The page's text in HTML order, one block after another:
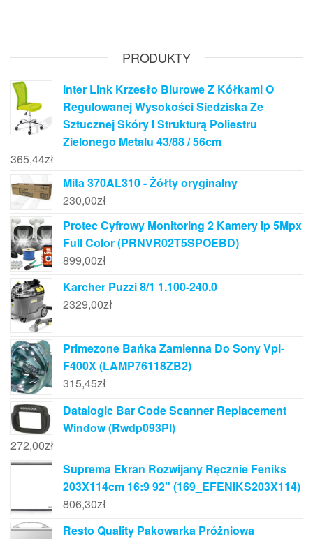
PRODUKTY
Inter Link Krzesło Biurowe Z Kółkami O
Regulowanej Wysokości Siedziska Ze
Sztucznej Skóry I Strukturą Poliestru
Zielonego Metalu 43/88 / 56cm
365,44zł
Mita 370AL310 - Żółty oryginalny
230,00zł
Protec Cyfrowy Monitoring 2 Kamery Ip 5Mpx
Full Color (PRNVR02T5SPOEBD)
899,00zł
Karcher Puzzi 8/1 1.100-240.0
2329,00zł
Primezone Bańka Zamienna Do Sony Vpl-
F400X (LAMP76118ZB2)
315,45zł
Datalogic Bar Code Scanner Replacement
Window (Rwdp093Pl)
272,00zł
Suprema Ekran Rozwijany Ręcznie Feniks
203X114cm 16:9 92" (169_EFENIKS203X114)
806,30zł
Resto Quality Pakowarka Próżniowa